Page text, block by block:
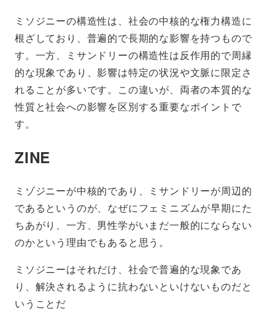
ミソジニーの構造性は、社会の中核的な権力構造に
根ざしており、普遍的で長期的な影響を持つもので
す。一方、ミサンドリーの構造性は反作用的で周縁
的な現象であり、影響は特定の状況や文脈に限定さ
れることが多いです。この違いが、両者の本質的な
性質と社会への影響を区別する重要なポイントで
す。
ZINE
ミゾジニーが中核的であり、ミサンドリーが周辺的
であるというのが、なぜにフェミニズムが早期にた
ちあがり、一方、男性学がいまだ一般的にならない
のかという理由でもあると思う。
ミソジニーはそれだけ、社会で普遍的な現象であ
り、解決されるように抗わないといけないものだと
いうことだ